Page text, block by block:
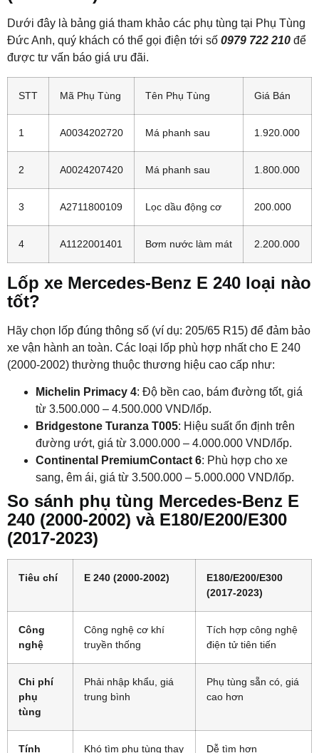
Dưới đây là bảng giá tham khảo các phụ tùng tại Phụ Tùng
Đức Anh, quý khách có thể gọi điện tới số 0979 722 210 để
được tư vấn báo giá ưu đãi.
STT Mã Phụ Tùng Tên Phụ Tùng Giá Bán
1 A0034202720 Má phanh sau 1.920.000
2 A0024207420 Má phanh sau 1.800.000
3 A2711800109 Lọc dầu động cơ 200.000
4 A1122001401 Bơm nước làm mát 2.200.000
Lốp xe Mercedes-Benz E 240 loại nào
tốt?
Hãy chọn lốp đúng thông số (ví dụ: 205/65 R15) để đảm bảo
xe vận hành an toàn. Các loại lốp phù hợp nhất cho E 240
(2000-2002) thường thuộc thương hiệu cao cấp như:
Michelin Primacy 4: Độ bền cao, bám đường tốt, giá
từ 3.500.000 – 4.500.000 VND/lốp.
Bridgestone Turanza T005: Hiệu suất ổn định trên
đường ướt, giá từ 3.000.000 – 4.000.000 VND/lốp.
Continental PremiumContact 6: Phù hợp cho xe
sang, êm ái, giá từ 3.500.000 – 5.000.000 VND/lốp.
So sánh phụ tùng Mercedes-Benz E
240 (2000-2002) và E180/E200/E300
(2017-2023)
Tiêu chí E 240 (2000-2002)
E180/E200/E300
(2017-2023)
Công
nghệ
Công nghệ cơ khí
truyền thống
Tích hợp công nghệ
điện tử tiên tiến
Chi phí
phụ
tùng
Phải nhập khẩu, giá
trung bình
Phụ tùng sẵn có, giá
cao hơn
Tính
Khó tìm phụ tùng thay
Dễ tìm hơn